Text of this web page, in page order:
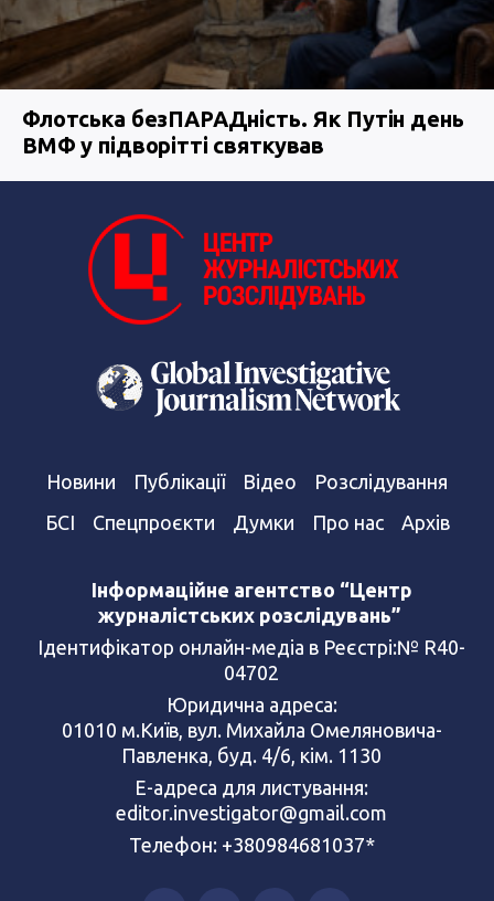
Флотська безПАРАДність. Як Путін день
ВМФ у підворітті святкував
Новини Публікації Відео
Розслідування
БСІ
Спецпроєкти Думки Про нас Архів
Інформаційне агентство “Центр
журналістських розслідувань”
Ідентифікатор онлайн-медіа в Реєстрі:№ R40-
04702
Юридична адреса:
01010 м.Київ, вул. Михайла Омеляновича-
Павленка, буд. 4/6, кім. 1130
Е-адреса для листування:
editor.investigator@gmail.com
Телефон: +380984681037*